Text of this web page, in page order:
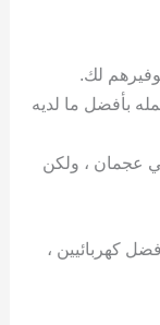
لك.
بأفضل ما لديه
في عجمان ، ولكن
كهربائيين ،